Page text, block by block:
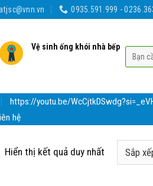
0935.591.999 -
Vệ sinh ống khói nhà bếp
https://youtu.be/
hệ
Hiển thị kết quả duy nhất